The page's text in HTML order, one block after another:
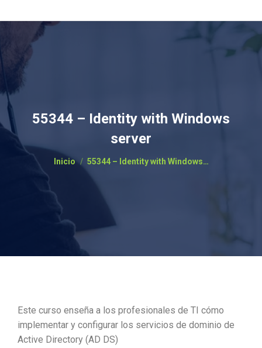
55344 – Identity with Windows
server
Estás aquí:
Inicio 55344 – Identity with Windows…
Este curso enseña a los profesionales de TI cómo
implementar y configurar los servicios de dominio de
Active Directory (AD DS)